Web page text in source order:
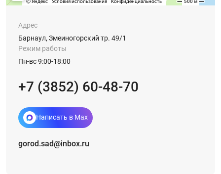
Адрес
Барнаул, Змеиногорский тр. 49/1
Режим работы
Пн-вс 9:00-18:00
+7 (3852) 60-48-70
Написать в Max
gorod.sad@inbox.ru